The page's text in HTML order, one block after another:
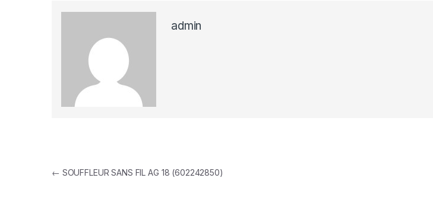
admin
Navigation de l’article
← SOUFFLEUR SANS FIL AG 18 (602242850)